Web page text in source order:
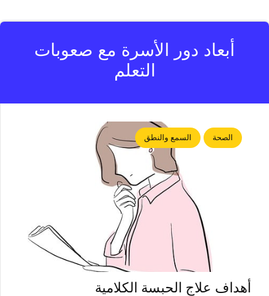
أبعاد دور الأسرة مع صعوبات
التعلم
الصحة السمع والنطق
أهداف علاج الحبسة الكلامية